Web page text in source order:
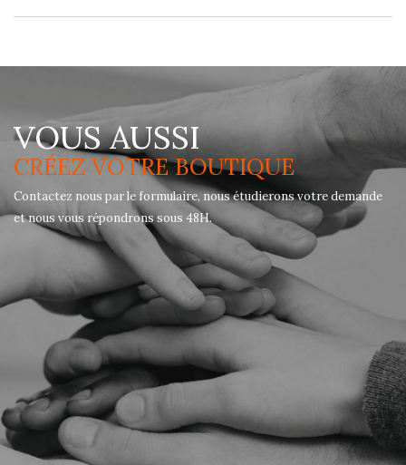
VOUS AUSSI
CRÉEZ VOTRE BOUTIQUE
Contactez nous par le formulaire, nous étudierons votre demande
et nous vous répondrons sous 48H.